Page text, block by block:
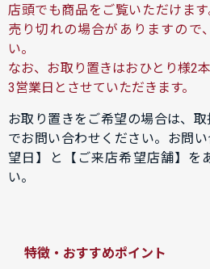
店頭でも商品をご覧いただけま
売り切れの場合がありますので
い。
なお、お取り置きはおひとり様2
3営業日とさせていただきます。
お取り置きをご希望の場合は、
でお問い合わせください。お問
望日】と【ご来店希望店舗】を
い。
特徴・おすすめポイント